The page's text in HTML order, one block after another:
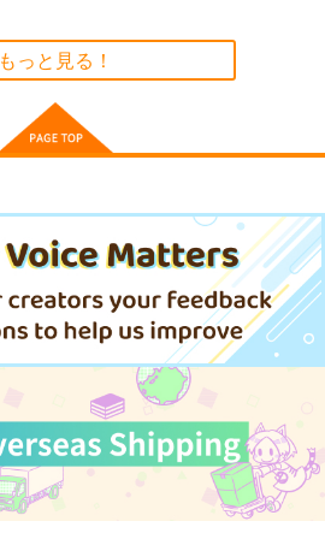
もっと見る！